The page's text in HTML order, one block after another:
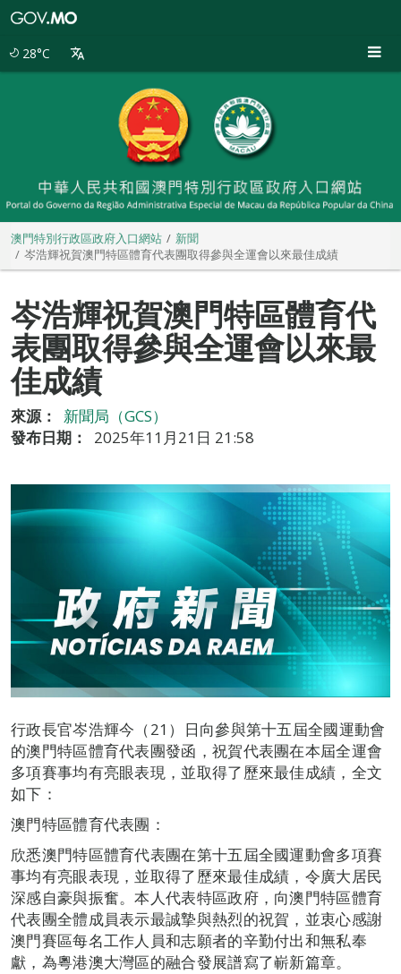
28°C
澳門特別行政區政府入口網站
新聞
岑浩輝祝賀澳門特區體育代表團取得參與全運會以來最佳成績
岑浩輝祝賀澳門特區體育代
表團取得參與全運會以來最
佳成績
來源：
新聞局（GCS）
發布日期：
2025年11月21日 21:58
行政長官岑浩輝今（21）日向參與第十五屆全國運動會
的澳門特區體育代表團發函，祝賀代表團在本屆全運會
多項賽事均有亮眼表現，並取得了歷來最佳成績，全文
如下：
澳門特區體育代表團：
欣悉澳門特區體育代表團在第十五屆全國運動會多項賽
事均有亮眼表現，並取得了歷來最佳成績，令廣大居民
深感自豪與振奮。本人代表特區政府，向澳門特區體育
代表團全體成員表示最誠摯與熱烈的祝賀，並衷心感謝
澳門賽區每名工作人員和志願者的辛勤付出和無私奉
獻，為粵港澳大灣區的融合發展譜寫了嶄新篇章。